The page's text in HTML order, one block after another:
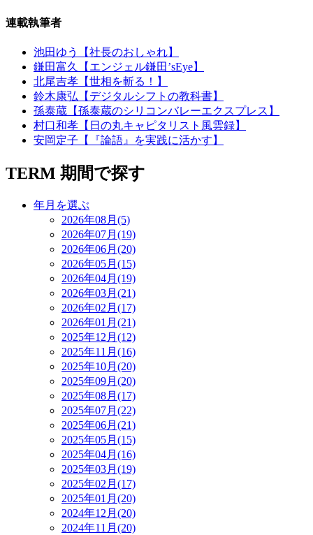
連載執筆者
池田ゆう【社長のおしゃれ】
鎌田富久【エンジェル鎌田’sEye】
北尾吉孝【世相を斬る！】
鈴木康弘【デジタルシフトの教科書】
孫泰蔵【孫泰蔵のシリコンバレーエクスプレス】
村口和孝【日の丸キャピタリスト風雲録】
安岡定子【『論語』を実践に活かす】
TERM 期間で探す
年月を選ぶ
2026年08月(5)
2026年07月(19)
2026年06月(20)
2026年05月(15)
2026年04月(19)
2026年03月(21)
2026年02月(17)
2026年01月(21)
2025年12月(12)
2025年11月(16)
2025年10月(20)
2025年09月(20)
2025年08月(17)
2025年07月(22)
2025年06月(21)
2025年05月(15)
2025年04月(16)
2025年03月(19)
2025年02月(17)
2025年01月(20)
2024年12月(20)
2024年11月(20)